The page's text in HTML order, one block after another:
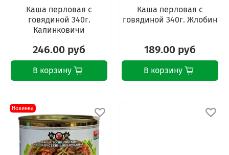
Каша перловая с
говядиной 340г.
Калинковичи
246.00 руб
В корзину
Каша перловая с
говядиной 340г. Жлобин
189.00 руб
В корзину
Новинка